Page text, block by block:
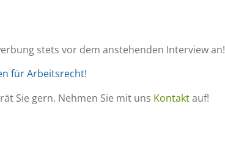
stets vor dem anstehenden Interview an!
für Arbeitsrecht!
Sie gern. Nehmen Sie mit uns Kontaktauf!